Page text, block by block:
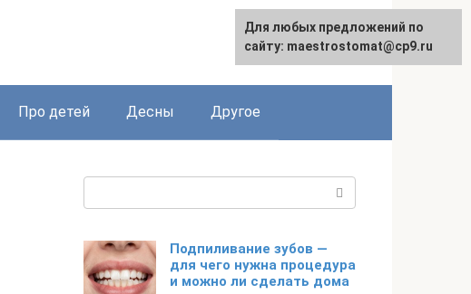
Про детей Десны Другое
Подпиливание зубов —
для чего нужна процедура
и можно ли сделать дома
Для любых предложений по
сайту: maestrostomat@cp9.ru